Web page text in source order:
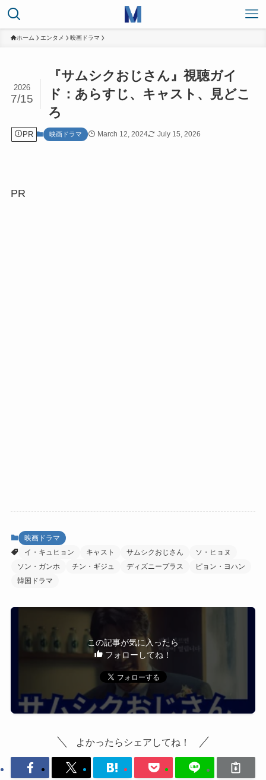
ホーム エンタメ 映画ドラマ
『サムシクおじさん』視聴ガイ
ド：あらすじ、キャスト、見どこ
ろ
2026
7/15
PR 映画ドラマ March 12, 2024 July 15, 2026
PR
映画ドラマ
イ・キュヒョン
キャスト サムシクおじさん
ソ・ヒョヌ
ソン・ガンホ
チン・ギジュ ディズニープラス
ピョン・ヨハン
韓国ドラマ
この記事が気に入ったら
フォローしてね！
よかったらシェアしてね！